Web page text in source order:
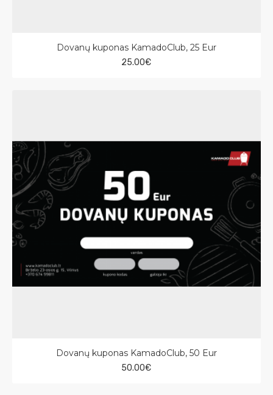
Dovanų kuponas KamadoClub, 25 Eur
25.00€
Dovanų kuponas KamadoClub, 50 Eur
50.00€